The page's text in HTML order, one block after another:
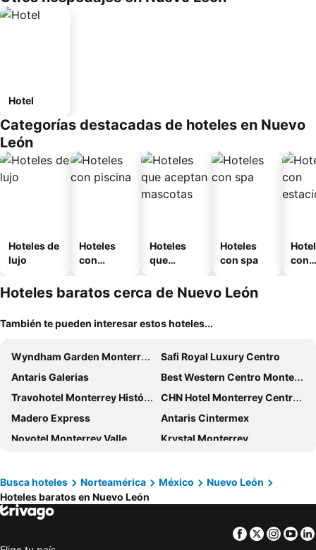
Hotel
Categorías destacadas de hoteles en Nuevo
León
Hoteles de
lujo
Hoteles
con
Hoteles
que
mascotas
Hoteles
con spa
con
Hoteles baratos cerca de Nuevo León
También te pueden interesar estos hoteles...
Wyndham Garden Monterrey Valle Real
Safi Royal Luxury Centro
Antaris Galerias
Best Western Centro Monterrey
Travohotel Monterrey Histórico
CHN Hotel Monterrey Centro, Trademark Collection by Wyndham
Madero Express
Antaris Cintermex
Novotel Monterrey Valle
Krystal Monterrey
Holiday Inn Express Monterrey Tecnologico By Ihg
Hotel 5a Avenida
Hilton Garden Inn Monterrey Obispado
Hotel Monterrey Macroplaza
Hotel Victoria Monterrey
Busca hoteles Norteamérica México
Nuevo León
Hoteles baratos en Nuevo León
Facebook
Twitter